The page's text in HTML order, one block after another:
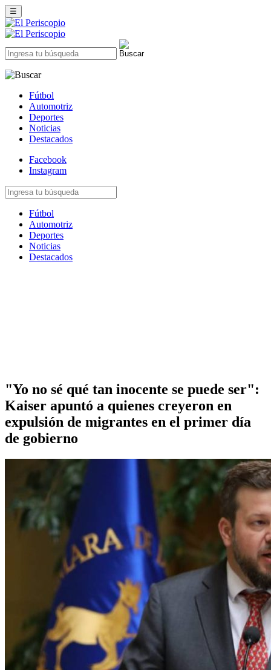
☰
Fútbol
Automotriz
Deportes
Noticias
Destacados
Facebook
Instagram
Fútbol
Automotriz
Deportes
Noticias
Destacados
"Yo no sé qué tan inocente se puede ser":
Kaiser apuntó a quienes creyeron en
expulsión de migrantes en el primer día
de gobierno